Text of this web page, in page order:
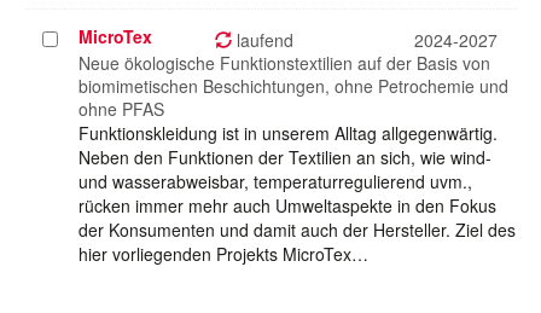
Projekt
auswählen
MicroTex laufend
2024-2027
Neue ökologische Funktionstextilien auf der Basis von
biomimetischen Beschichtungen, ohne Petrochemie und
ohne PFAS
Funktionskleidung ist in unserem Alltag allgegenwärtig.
Neben den Funktionen der Textilien an sich, wie wind-
und wasserabweisbar, temperaturregulierend uvm.,
rücken immer mehr auch Umweltaspekte in den Fokus
der Konsumenten und damit auch der Hersteller. Ziel des
hier vorliegenden Projekts MicroTex…